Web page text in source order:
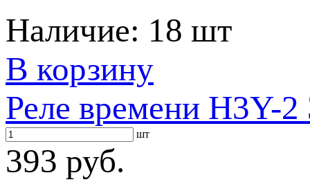
Наличие: 18 шт
В корзину
Реле времени H3Y-
шт
393 руб.